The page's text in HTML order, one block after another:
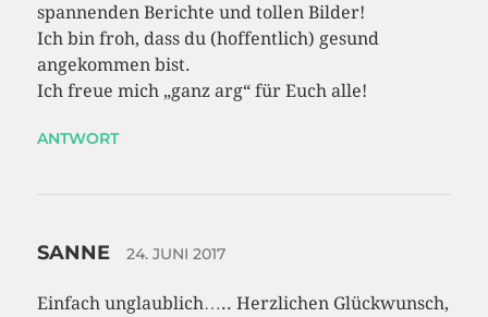
spannenden Berichte und tollen Bilder!
Ich bin froh, dass du (hoffentlich) gesund
angekommen bist.
Ich freue mich „ganz arg“ für Euch alle!
ANTWORT
SANNE 24. JUNI 2017
Einfach unglaublich….. Herzlichen Glückwunsch,